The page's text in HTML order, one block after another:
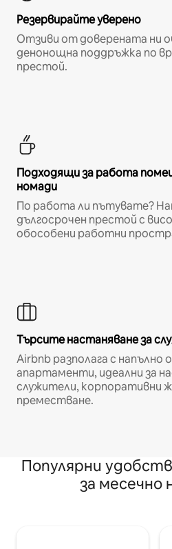
Резервирайте уверено
Отзиви от доверената ни
денонощна поддръжка по
престой.
Подходящи за работа
номади
По работа ли пътувате?
дългосрочен престой с
обособени работни
Търсите настаняване за
Airbnb разполага с напълно
апартаменти, идеални за
служители, корпоративни
преместване.
Популярни
за месечно